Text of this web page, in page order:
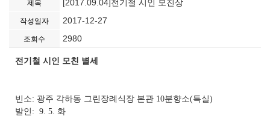
제목 [2017.09.04]전기철 시인 모친상
작성일자 2017-12-27
조회수 2980
전기철 시인 모친 별세
빈소: 광주 각하동 그린장례식장 본관 10분향소(특실)
발인: 9. 5. 화